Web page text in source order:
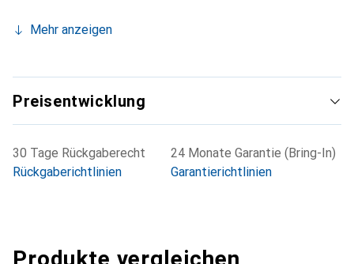
Mehr anzeigen
Preisentwicklung
30 Tage Rückgaberecht
Rückgaberichtlinien
24 Monate Garantie (Bring-In)
Garantierichtlinien